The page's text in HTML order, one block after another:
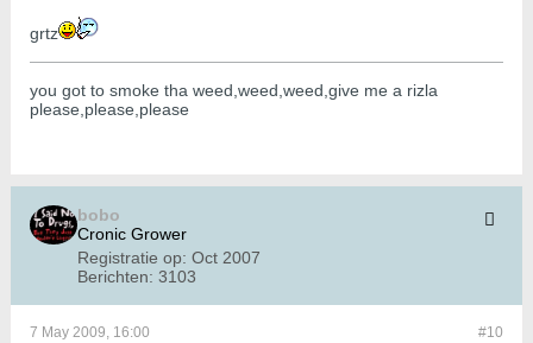
grtz
you got to smoke tha weed,weed,weed,give me a rizla
please,please,please
bobo
Cronic Grower
Registratie op: Oct 2007
Berichten: 3103
#10
7 May 2009, 16:00